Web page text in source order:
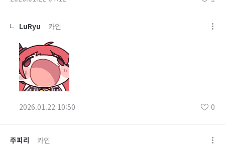
LuRyu 카인
2026.01.22 10:50 0
주피리 카인